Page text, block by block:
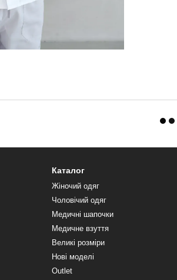
Каталог
Жіночий одяг
Чоловічий одяг
Медичні шапочки
Медичне взуття
Великі розміри
Нові моделі
Outlet